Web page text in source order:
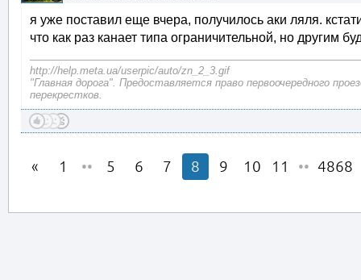
я уже поставил еще вчера, получилось аки ляля.
что как раз канает типа ограничительной, но другим
http://help.meta.ua/userpic/auto/zn_2_3.gif
"Главная дорога". Предоставляется право первоочередного
перекрестков.
1 •• 5 6 7 8 9 10 11 •• 4868